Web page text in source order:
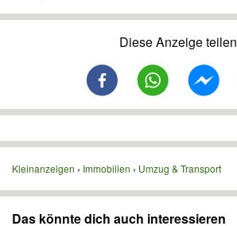
Diese Anzeige teilen
Kleinanzeigen Immobilien Umzug & Transport
Das könnte dich auch interessieren